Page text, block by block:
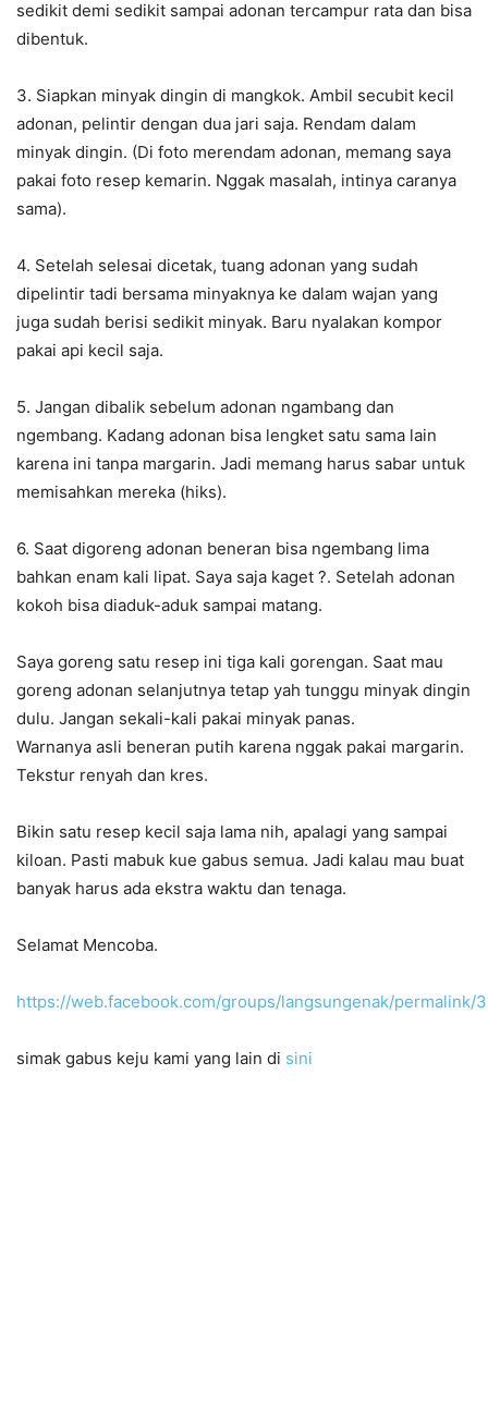
sedikit demi sedikit sampai adonan tercampur rata dan bisa
dibentuk.
3. Siapkan minyak dingin di mangkok. Ambil secubit kecil
adonan, pelintir dengan dua jari saja. Rendam dalam
minyak dingin. (Di foto merendam adonan, memang saya
pakai foto resep kemarin. Nggak masalah, intinya caranya
sama).
4. Setelah selesai dicetak, tuang adonan yang sudah
dipelintir tadi bersama minyaknya ke dalam wajan yang
juga sudah berisi sedikit minyak. Baru nyalakan kompor
pakai api kecil saja.
5. Jangan dibalik sebelum adonan ngambang dan
ngembang. Kadang adonan bisa lengket satu sama lain
karena ini tanpa margarin. Jadi memang harus sabar untuk
memisahkan mereka (hiks).
6. Saat digoreng adonan beneran bisa ngembang lima
bahkan enam kali lipat. Saya saja kaget ?. Setelah adonan
kokoh bisa diaduk-aduk sampai matang.
Saya goreng satu resep ini tiga kali gorengan. Saat mau
goreng adonan selanjutnya tetap yah tunggu minyak dingin
dulu. Jangan sekali-kali pakai minyak panas.
Warnanya asli beneran putih karena nggak pakai margarin.
Tekstur renyah dan kres.
Bikin satu resep kecil saja lama nih, apalagi yang sampai
kiloan. Pasti mabuk kue gabus semua. Jadi kalau mau buat
banyak harus ada ekstra waktu dan tenaga.
Selamat Mencoba.
https://web.facebook.com/groups/langsungenak/permalink/
simak gabus keju kami yang lain di sini